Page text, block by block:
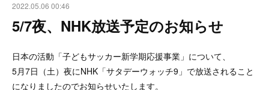
2022.05.06 00:46
5/7夜、NHK放送予定のお知らせ
日本の活動「子どもサッカー新学期応援事業」について、
5月7日（土）夜にNHK「サタデーウォッチ9」で放送されること
になりましたのでお知らせいたします。